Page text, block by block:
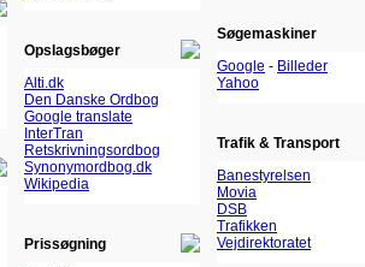
Opslagsbøger
Alti.dk
Den Danske Ordbog
Google translate
InterTran
Retskrivningsordbog
Synonymordbog.dk
Wikipedia
Prissøgning
Søgemaskiner
Google - Billeder
Yahoo
Trafik & Transport
Banestyrelsen
Movia
DSB
Trafikken
Vejdirektoratet